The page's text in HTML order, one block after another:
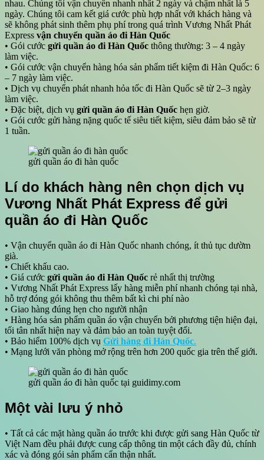
nhau. Chúng tôi vận chuyển nhanh nhất 2 ngày và chậm nhất là 5
ngày. Chúng tôi cam kết giá cước phù hợp nhất với khách hàng và
sẽ không phát sinh thêm phụ phí trong quá trình Vương Nhất Phát
Express vận chuyển quần áo đi Hàn Quốc
• Gói cước gửi quần áo đi Hàn Quốc thông thường: 3 – 4 ngày
làm việc.
• Gói cước vận chuyển hàng hóa sản phẩm tiết kiệm đi Hàn Quốc: 6
– 7 ngày làm việc.
• Dịch vụ chuyển phát nhanh hỏa tốc đi Hàn Quốc sẽ từ 2–3 ngày
làm việc.
• Đặc biệt, dịch vụ gửi quần áo đi Hàn Quốc hẹn giờ.
• Gói cước gửi hàng nặng quốc tế siêu tiết kiệm, siêu đảm bảo sẽ từ
1 tuần.
gửi quần áo đi hàn quốc
Lí do khách hàng nên chọn dịch vụ
Vương Nhất Phát Express để gửi
quần áo đi Hàn Quốc
• Vận chuyển quần áo đi Hàn Quốc nhanh chóng, ít thủ tục dườm
già.
• Chiết khấu cao.
• Giá cước gửi quần áo đi Hàn Quốc rẻ nhất thị trường
• Vương Nhất Phát Express lấy hàng miễn phí nhanh chóng tại nhà,
hỗ trợ đóng gói không thu thêm bất kì chi phí nào
• Giao hàng đúng hẹn cho người nhận
• Hàng hóa sản phẩm quần áo vận chuyển bởi phương tiện hiện đại,
tối tân nhất hiện nay và đảm bảo an toàn tuyệt đối.
• Bảo hiểm 100% dịch vụ Gửi hàng đi Hàn Quốc.
• Mạng lưới văn phòng mở rộng trên hơn 200 quốc gia trên thế giới.
gửi quần áo đi hàn quốc tại guidimy.com
Một vài lưu ý nhỏ
• Tất cả các mặt hàng quần áo trước khi được gửi sang Hàn Quốc từ
Việt Nam đều phải được cung cấp thông tin một cách đầy đủ, chính
xác và đóng gói sản phẩm cẩn thận nhất.